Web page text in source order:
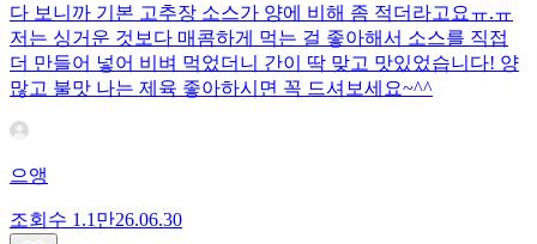
다 보니까 기본 고추장 소스가 양에 비해 좀 적더라고요ㅠ.ㅠ
저는 싱거운 것보다 매콤하게 먹는 걸 좋아해서 소스를 직접
더 만들어 넣어 비벼 먹었더니 간이 딱 맞고 맛있었습니다! 양
많고 불맛 나는 제육 좋아하시면 꼭 드셔보세요~^^
으앵
조회수 1.1만26.06.30